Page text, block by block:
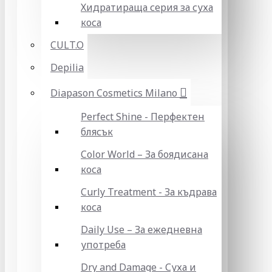
Хидратираща серия за суха
коса
CULT.O
Depilia
Diapason Cosmetics Milano
Perfect Shine - Перфектен
блясък
Color World – За боядисана
коса
Curly Treatment - За къдрава
коса
Daily Use – За ежедневна
употреба
Dry and Damage - Суха и